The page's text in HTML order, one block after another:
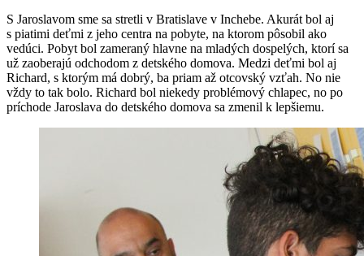
S Jaroslavom sme sa stretli v Bratislave v Inchebe. Akurát bol aj
s piatimi deťmi z jeho centra na pobyte, na ktorom pôsobil ako
vedúci. Pobyt bol zameraný hlavne na mladých dospelých, ktorí sa
už zaoberajú odchodom z detského domova. Medzi deťmi bol aj
Richard, s ktorým má dobrý, ba priam až otcovský vzťah. No nie
vždy to tak bolo. Richard bol niekedy problémový chlapec, no po
príchode Jaroslava do detského domova sa zmenil k lepšiemu.